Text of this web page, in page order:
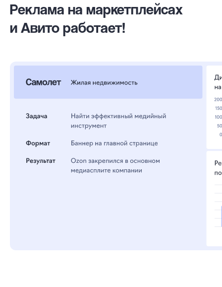
Реклама на маркетплейсах
и Авито работает!